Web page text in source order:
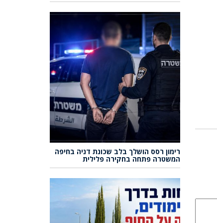
רימון רסס הושלך בלב שכונת דניה בחיפה
המשטרה פתחה בחקירה פלילית